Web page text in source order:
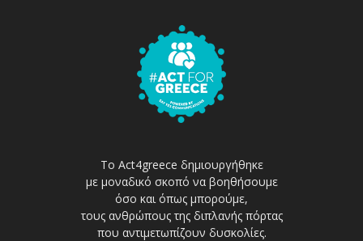
Το Act4greece δημιουργήθηκε
με μοναδικό σκοπό να βοηθήσουμε
όσο και όπως μπορούμε,
τους ανθρώπους της διπλανής πόρτας
που αντιμετωπίζουν δυσκολίες.